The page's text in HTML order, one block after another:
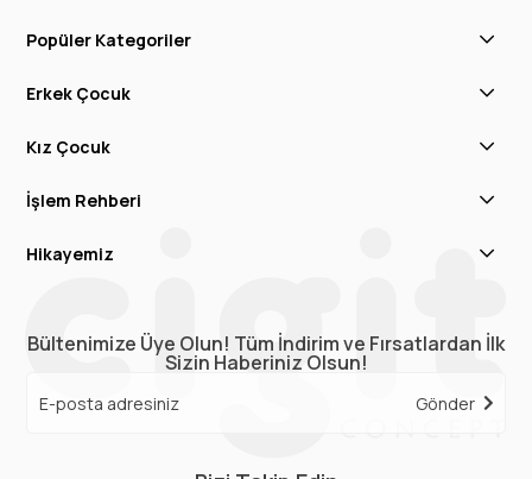
Popüler Kategoriler
Erkek Çocuk
Kız Çocuk
İşlem Rehberi
Hikayemiz
Bültenimize Üye Olun! Tüm İndirim ve Fırsatlardan İlk
Sizin Haberiniz Olsun!
Gönder